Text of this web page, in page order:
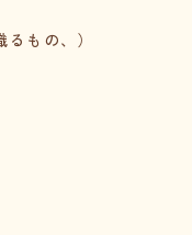
もの、）